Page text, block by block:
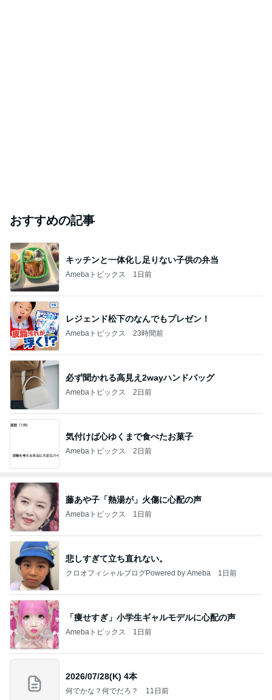
おすすめの記事
キッチンと一体化し足りない子供の弁当
Amebaトピックス 1日前
レジェンド松下のなんでもプレゼン！
Amebaトピックス 23時間前
必ず聞かれる高見え2wayハンドバッグ
Amebaトピックス 2日前
気付けば心ゆくまで食べたお菓子
Amebaトピックス 2日前
藤あや子「熱湯が」火傷に心配の声
Amebaトピックス 1日前
悲しすぎて立ち直れない。
クロオフィシャルブログPowered by Ameba 1日前
「痩せすぎ」小学生ギャルモデルに心配の声
Amebaトピックス 1日前
2026/07/28(K) 4本
何でかな？何でだろ？ 11日前